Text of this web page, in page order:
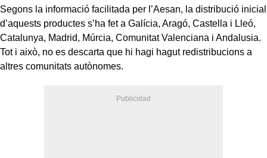
Segons la informació facilitada per l’Aesan, la distribució inicial
d’aquests productes s’ha fet a Galícia, Aragó, Castella i Lleó,
Catalunya, Madrid, Múrcia, Comunitat Valenciana i Andalusia.
Tot i això, no es descarta que hi hagi hagut redistribucions a
altres comunitats autònomes.